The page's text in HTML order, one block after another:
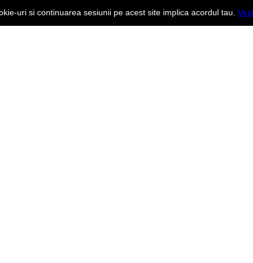
pana vineri intre 10 - 18
uri si continuarea sesiunii pe acest site implica acordul tau.